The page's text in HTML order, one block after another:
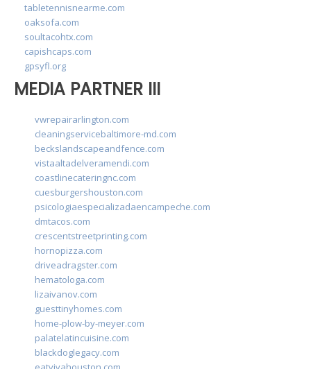
tabletennisnearme.com
oaksofa.com
soultacohtx.com
capishcaps.com
gpsyfl.org
MEDIA PARTNER III
vwrepairarlington.com
cleaningservicebaltimore-md.com
beckslandscapeandfence.com
vistaaltadelveramendi.com
coastlinecateringnc.com
cuesburgershouston.com
psicologiaespecializadaencampeche.com
dmtacos.com
crescentstreetprinting.com
hornopizza.com
driveadragster.com
hematologa.com
lizaivanov.com
guesttinyhomes.com
home-plow-by-meyer.com
palatelatincuisine.com
blackdoglegacy.com